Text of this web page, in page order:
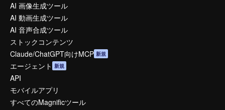
AI 画像生成ツール
AI 動画生成ツール
AI 音声合成ツール
ストックコンテンツ
Claude/ChatGPT向けMCP 新規
エージェント 新規
API
モバイルアプリ
すべてのMagnificツール